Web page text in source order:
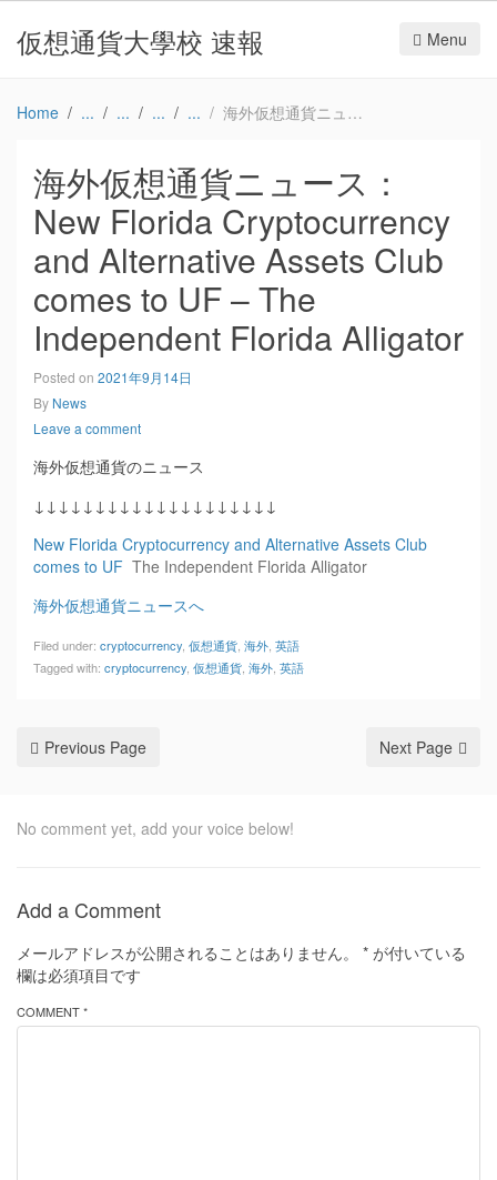
仮想通貨大學校 速報 Menu
Home 海外仮想通貨ニュース：New Florida Cryptocurrency and Alternative Assets Club comes to UF – The Independent Florida Alligator
海外仮想通貨ニュース：
New Florida Cryptocurrency
and Alternative Assets Club
comes to UF – The
Independent Florida Alligator
Posted on 2021年9月14日
By News
Leave a comment
海外仮想通貨のニュース
↓↓↓↓↓↓↓↓↓↓↓↓↓↓↓↓↓↓↓↓
New Florida Cryptocurrency and Alternative Assets Club
comes to UF The Independent Florida Alligator
海外仮想通貨ニュースへ
Filed under: cryptocurrency 仮想通貨 海外 英語
Tagged with: cryptocurrency 仮想通貨 海外 英語
Previous Page Next Page
No comment yet, add your voice below!
Add a Comment
メールアドレスが公開されることはありません。 * が付いている
欄は必須項目です
COMMENT *